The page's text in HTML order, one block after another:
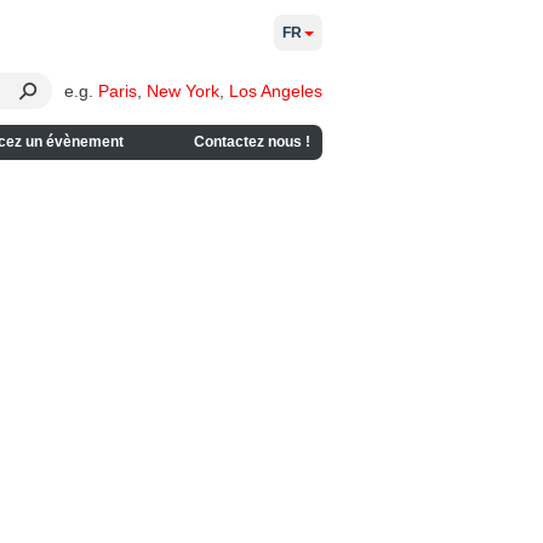
e.g. Paris New York Los Angeles
un évènement Contactez nous !
FR